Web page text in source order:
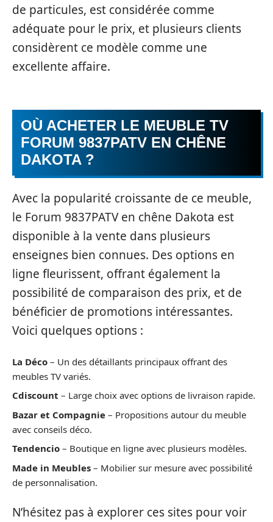
de particules, est considérée comme
adéquate pour le prix, et plusieurs clients
considèrent ce modèle comme une
excellente affaire.
OÙ ACHETER LE MEUBLE TV
FORUM 9837PATV EN CHÊNE
DAKOTA ?
Avec la popularité croissante de ce meuble,
le Forum 9837PATV en chêne Dakota est
disponible à la vente dans plusieurs
enseignes bien connues. Des options en
ligne fleurissent, offrant également la
possibilité de comparaison des prix, et de
bénéficier de promotions intéressantes.
Voici quelques options :
La Déco – Un des détaillants principaux offrant des
meubles TV variés.
Cdiscount – Large choix avec options de livraison rapide.
Bazar et Compagnie – Propositions autour du meuble
avec conseils déco.
Tendencio – Boutique en ligne avec plusieurs modèles.
Made in Meubles – Mobilier sur mesure avec possibilité
de personnalisation.
N’hésitez pas à explorer ces sites pour voir